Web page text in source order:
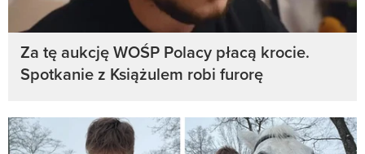
Za tę aukcję WOŚP Polacy płacą krocie.
Spotkanie z Książulem robi furorę